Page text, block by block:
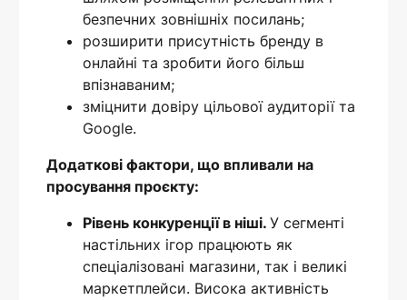
безпечних зовнішніх посилань;
розширити присутність бренду в
онлайні та зробити його більш
впізнаваним;
зміцнити довіру цільової аудиторії та
Google.
Додаткові фактори, що впливали на
просування проєкту:
Рівень конкуренції в ніші. У сегменті
настільних ігор працюють як
спеціалізовані магазини, так і великі
маркетплейси. Висока активність